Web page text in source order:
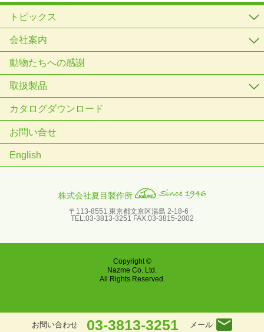
トピックス
会社案内
動物たちへの感謝
取扱製品
カタログダウンロード
お問い合せ
English
株式会社夏目製作所
〒113-8551 東京都文京区湯島 2-18-6
TEL:03-3813-3251 FAX:03-3815-2002
Copyright ©
Nazme Co. Ltd.
All Rights Reserved.
お問い合わせ 03-3813-3251 メール